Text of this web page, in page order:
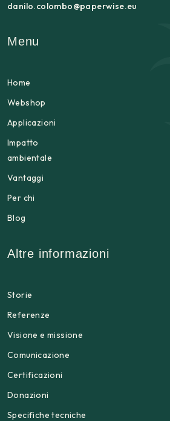
danilo.colombo@paperwise.eu
Menu
Home
Webshop
Applicazioni
Impatto
ambientale
Vantaggi
Per chi
Blog
Altre informazioni
Storie
Referenze
Visione e missione
Comunicazione
Certificazioni
Donazioni
Specifiche tecniche